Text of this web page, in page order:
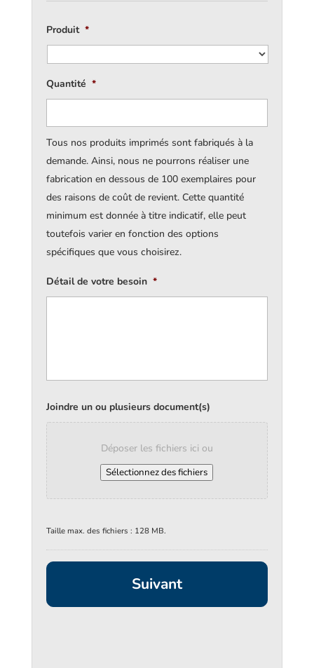
Produit *
Quantité *
Tous nos produits imprimés sont fabriqués à la
demande. Ainsi, nous ne pourrons réaliser une
fabrication en dessous de 100 exemplaires pour
des raisons de coût de revient. Cette quantité
minimum est donnée à titre indicatif, elle peut
toutefois varier en fonction des options
spécifiques que vous choisirez.
Détail de votre besoin *
Joindre un ou plusieurs document(s)
Déposer les fichiers ici ou
Sélectionnez des fichiers
Taille max. des fichiers : 128 MB.